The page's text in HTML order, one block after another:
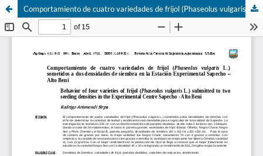
Comportamiento de cuatro variedades de frijol (Phaseolus vulgaris L.) sometidos a dos densidades de siembra en la Estación Experimental Sapecho á Alto Beni